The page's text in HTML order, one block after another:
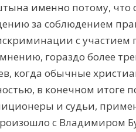
именно потому, что
за соблюдением
с участием
гораздо более
когда обычные
в конечном
и судьи,
с Владимиром